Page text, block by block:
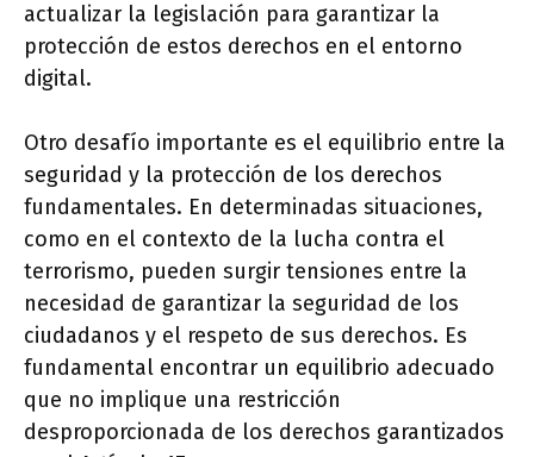
actualizar la legislación para garantizar la
protección de estos derechos en el entorno
digital.
Otro desafío importante es el equilibrio entre la
seguridad y la protección de los derechos
fundamentales. En determinadas situaciones,
como en el contexto de la lucha contra el
terrorismo, pueden surgir tensiones entre la
necesidad de garantizar la seguridad de los
ciudadanos y el respeto de sus derechos. Es
fundamental encontrar un equilibrio adecuado
que no implique una restricción
desproporcionada de los derechos garantizados